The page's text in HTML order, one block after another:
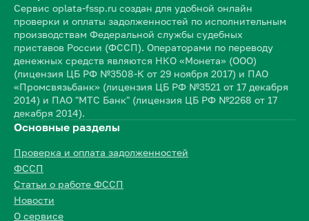
Сервис oplata-fssp.ru создан для удобной онлайн
проверки и оплаты задолженностей по исполнительным
производствам Федеральной службы судебных
приставов России (ФССП). Операторами по переводу
денежных средств являются НКО «Монета» (ООО)
(лицензия ЦБ РФ №3508-К от 29 ноября 2017) и ПАО
«Промсвязьбанк» (лицензия ЦБ РФ №3521 от 17 декабря
2014) и ПАО "МТС Банк" (лицензия ЦБ РФ №2268 от 17
декабря 2014).
Основные разделы
Проверка и оплата задолженностей
ФССП
Статьи о работе ФССП
Новости
О сервисе